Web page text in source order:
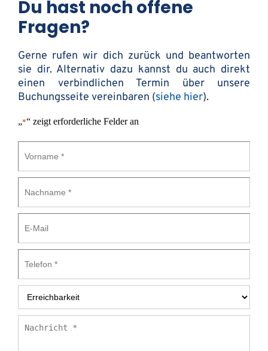
wir bei Beratungsbedarf gerne den Kontakt zu
einem unabhängigen und kompetenten
Spezialisten her, welcher für dich die besten
Du hast noch offene
Fragen?
Gerne rufen wir dich zurück und beantworten
sie dir. Alternativ dazu kannst du auch direkt
einen verbindlichen Termin über unsere
Buchungsseite vereinbaren (siehe hier).
„*“ zeigt erforderliche Felder an
Mail